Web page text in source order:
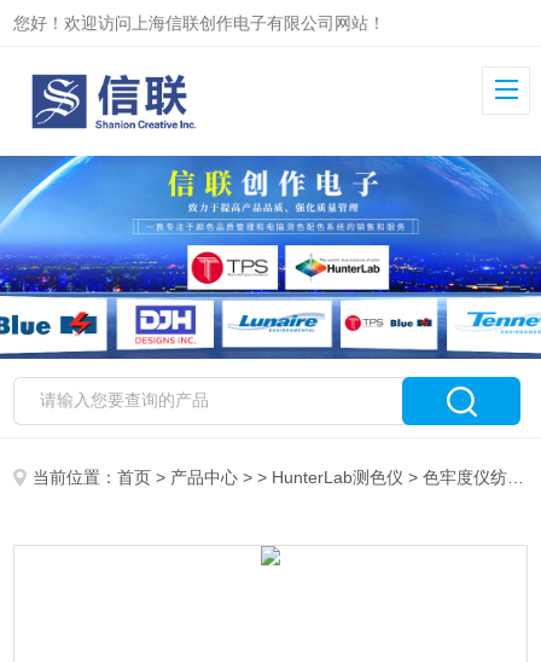
您好！欢迎访问上海信联创作电子有限公司网站！
当前位置：首页 > 产品中心 > > HunterLab测色仪 > 色牢度仪纺织品色牢度检测仪